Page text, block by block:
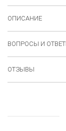
ОПИСАНИЕ
ВОПРОСЫ И
ОТЗЫВЫ